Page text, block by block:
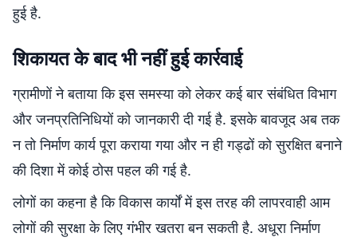
हुई है.
शिकायत के बाद भी नहीं हुई कार्रवाई
ग्रामीणों ने बताया कि इस समस्या को लेकर कई बार संबंधित विभाग
और जनप्रतिनिधियों को जानकारी दी गई है. इसके बावजूद अब तक
न तो निर्माण कार्य पूरा कराया गया और न ही गड्ढों को सुरक्षित बनाने
की दिशा में कोई ठोस पहल की गई है.
लोगों का कहना है कि विकास कार्यों में इस तरह की लापरवाही आम
लोगों की सुरक्षा के लिए गंभीर खतरा बन सकती है. अधूरा निर्माण